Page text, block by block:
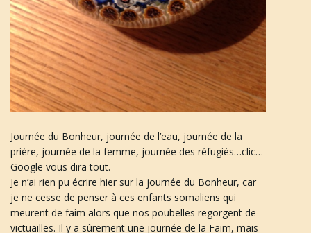
Journée du Bonheur, journée de l’eau, journée de la
prière, journée de la femme, journée des réfugiés…clic…
Google vous dira tout.
Je n’ai rien pu écrire hier sur la journée du Bonheur, car
je ne cesse de penser à ces enfants somaliens qui
meurent de faim alors que nos poubelles regorgent de
victuailles. Il y a sûrement une journée de la Faim, mais